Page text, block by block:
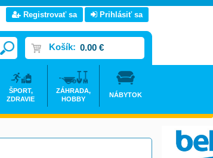
Registrovať sa Prihlásiť sa
Košík: 0.00 €
ŠPORT,
ZDRAVIE
ZÁHRADA,
HOBBY
NÁBYTOK